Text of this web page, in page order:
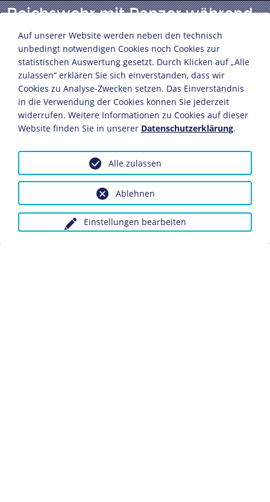
Reichswehr mit Panzer während
der Märzkämpfe 1919
Berlin, März 1919
8,8 x 13,8 cm
Bildnachweis: Deutsches Historisches Museum,
Berlin
Dieses Objekt ist eingebunden in folgende LeMO-Seite:
Die Märzkämpfe 1919
Anfragen wegen Bildvorlagen bitte unter Angabe des
Verwendungszwecks an:fotoservice@dhm.de
Auf unserer Website werden neben den technisch
unbedingt notwendigen Cookies noch Cookies zur
statistischen Auswertung gesetzt. Durch Klicken auf „Alle
zulassen“ erklären Sie sich einverstanden, dass wir
Cookies zu Analyse-Zwecken setzen. Das Einverständnis
in die Verwendung der Cookies können Sie jederzeit
widerrufen. Weitere Informationen zu Cookies auf dieser
Website finden Sie in unserer Datenschutzerklärung.
Einstellungen bearbeiten
Ablehnen
Alle zulassen